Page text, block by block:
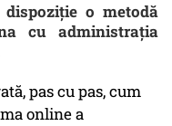
o metodă
cu administrația
pas cu pas, cum
online a